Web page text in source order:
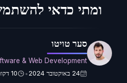
ומתי כדאי
סער טויטו
& Web Development
24 באוקטובר 2024 •
10